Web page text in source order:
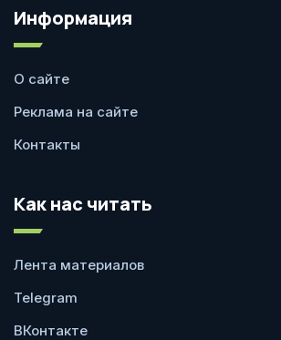
Информация
О сайте
Реклама на сайте
Контакты
Как нас читать
Лента материалов
Telegram
ВКонтакте